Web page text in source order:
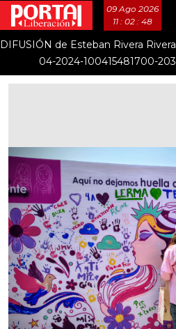
09 Ago 2026
11 : 02 : 49
DIFUSIÓN de Esteban Rivera Rivera
04-2024-100415481700-203